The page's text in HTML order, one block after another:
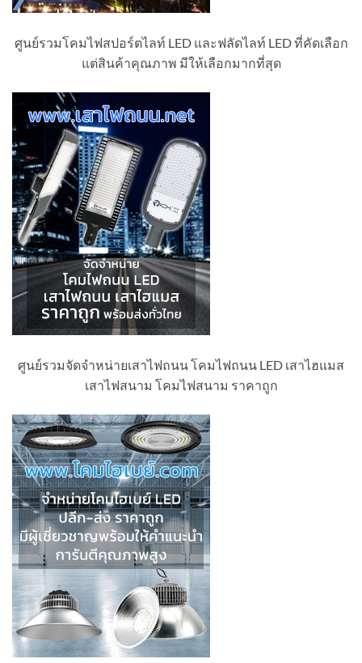
ศูนย์รวมโคมไฟสปอร์ตไลท์ LED และฟลัดไลท์ LED ที่คัดเลือก
แต่สินค้าคุณภาพ มีให้เลือกมากที่สุด
ศูนย์รวมจัดจำหน่ายเสาไฟถนน โคมไฟถนน LED เสาไฮแมส
เสาไฟสนาม โคมไฟสนาม ราคาถูก